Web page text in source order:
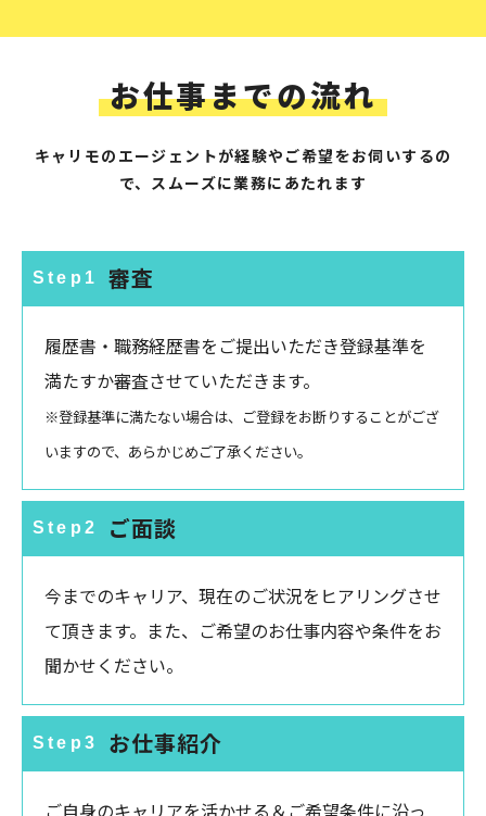
お仕事までの流れ
キャリモのエージェントが経験やご希望をお伺いするの
で、スムーズに業務にあたれます
Step1 審査
履歴書・職務経歴書をご提出いただき登録基準を
満たすか審査させていただきます。
※登録基準に満たない場合は、ご登録をお断りすることがござ
いますので、あらかじめご了承ください。
Step2 ご面談
今までのキャリア、現在のご状況をヒアリングさせ
て頂きます。また、ご希望のお仕事内容や条件をお
聞かせください。
Step3 お仕事紹介
ご自身のキャリアを活かせる＆ご希望条件に沿っ